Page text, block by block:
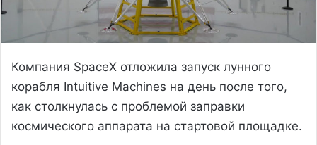
Компания SpaceX отложила запуск лунного
корабля Intuitive Machines на день после того,
как столкнулась с проблемой заправки
космического аппарата на стартовой площадке.